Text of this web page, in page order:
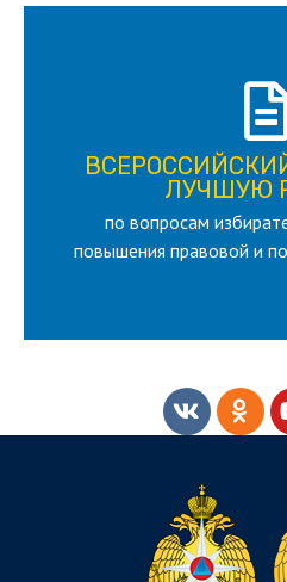
ЛУЧШУЮ
по вопросам
повышения правовой и
ЛУЧШУЮ
для лица старше 18